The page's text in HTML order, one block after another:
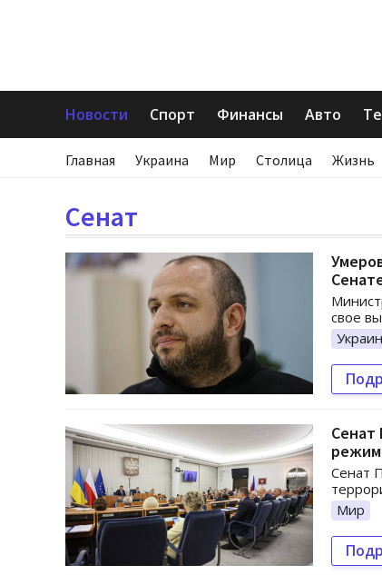
Новости Спорт Финансы Авто
Главная Украина Мир Столица Жизнь
Сенат
свое
Сенат
Сенат
Мир